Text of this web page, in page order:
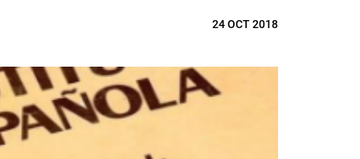
24 OCT 2018